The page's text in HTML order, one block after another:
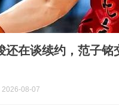
还在谈续约，范子
2026-08-07